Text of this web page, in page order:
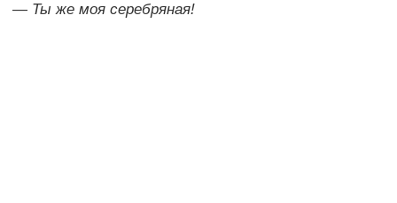
— Ты же моя серебряная!